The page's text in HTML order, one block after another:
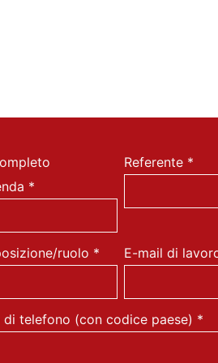
*
Referente *
ruolo * E-mail di
di telefono (con codice paese) *